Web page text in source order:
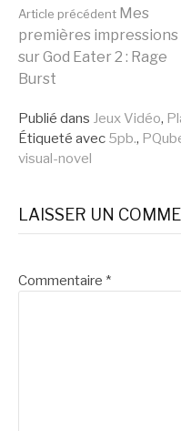
Lire
la
suite
Article précédent Mes
premières impressions
sur God Eater 2 : Rage
Burst
Publié dans Jeux Vidéo,
Étiqueté avec 5pb.,
visual-novel
LAISSER UN
Commentaire *